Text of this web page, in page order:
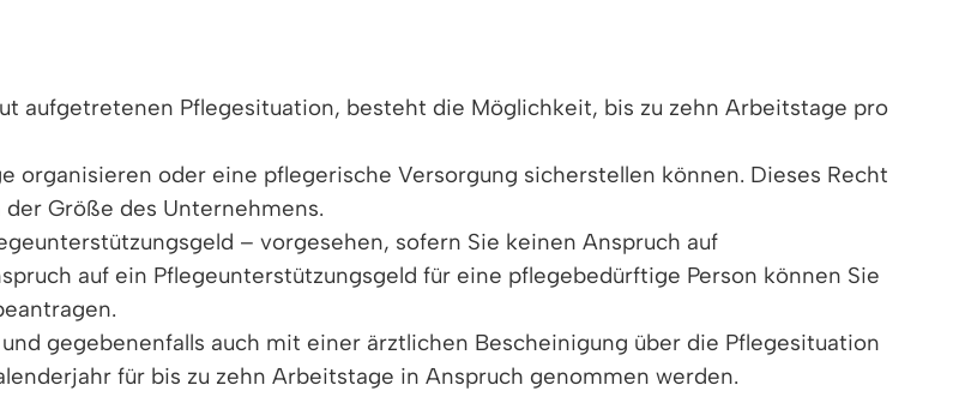
aufgetretenen Pflegesituation, besteht die Möglichkeit, bis zu zehn Arbeitstage pro
organisieren oder eine pflegerische Versorgung sicherstellen können. Dieses Recht
Größe des Unternehmens.
– vorgesehen, sofern Sie keinen Anspruch auf
auf ein Pflegeunterstützungsgeld für eine pflegebedürftige Person können Sie
gegebenenfalls auch mit einer ärztlichen Bescheinigung über die Pflegesituation
für bis zu zehn Arbeitstage in Anspruch genommen werden.